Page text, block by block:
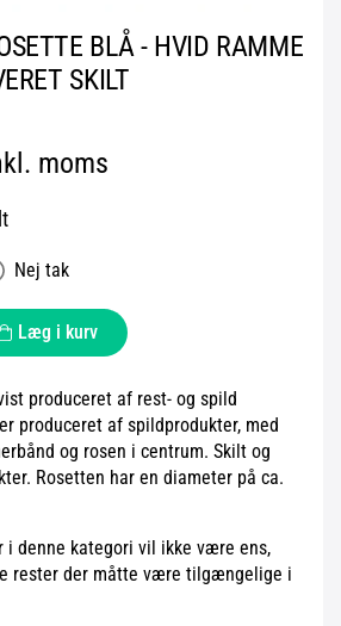
BLÅ - HVID RAMME
SKILT
moms
Nej tak
Læg i kurv
produceret af rest- og spild
produceret af spildprodukter, med
og rosen i centrum. Skilt og
Rosetten har en diameter på ca.
i denne kategori vil ikke være ens,
rester der måtte være tilgængelige i